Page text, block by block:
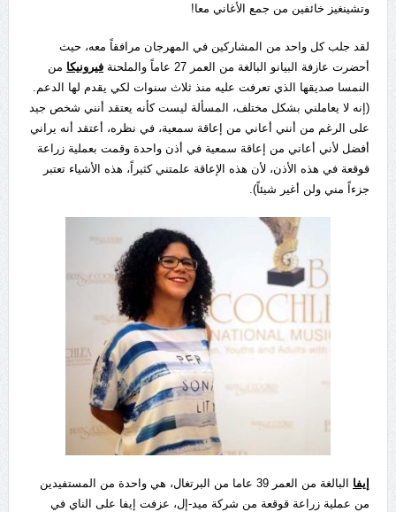
وتشينغيز خائفين من جمع الأغاني معا!
لقد جلب كل واحد من المشاركين في المهرجان مرافقاً معه، حيث
أحضرت عازفة البيانو البالغة من العمر 27 عاماً والملحنة
فيرونيكا من
النمسا صديقها الذي تعرفت عليه منذ ثلاث سنوات لكي يقدم لها الدعم.
(إنه لا يعاملني بشكل مختلف، المسألة ليست كأنه يعتقد أنني شخص جيد
على الرغم من أنني أعاني من إعاقة سمعية، في نظره، أعتقد أنه يراني
أفضل لأني أعاني من إعاقة سمعية في أذن واحدة وقمت بعملية زراعة
قوقعة في هذه الأذن، لأن هذه الإعاقة علمتني كثيراً، هذه الأشياء تعتبر
جزءاً مني ولن أغير شيئاً).
إيفا
البالغة من العمر 39 عاما من البرتغال، هي واحدة من المستفيدين
من عملية زراعة قوقعة من شركة ميد-إل، عزفت إيفا على الناي في